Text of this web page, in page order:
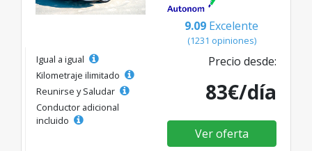
9.09 Excelente
(1231 opiniones)
Igual a igual
Kilometraje ilimitado
Reunirse y Saludar
Conductor adicional
incluido
Precio desde:
83€/día
Ver oferta